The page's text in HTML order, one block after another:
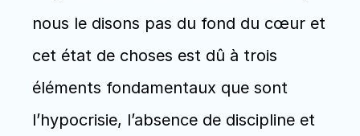
nous le disons pas du fond du cœur et
cet état de choses est dû à trois
éléments fondamentaux que sont
l’hypocrisie, l’absence de discipline et